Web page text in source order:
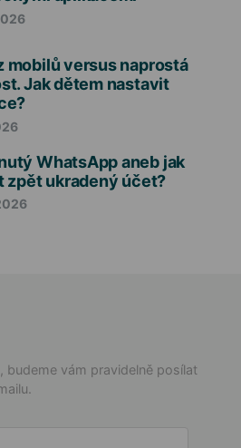
mobilů versus naprostá
Jak dětem nastavit
WhatsApp aneb jak
zpět ukradený účet?
budeme vám pravidelně posílat